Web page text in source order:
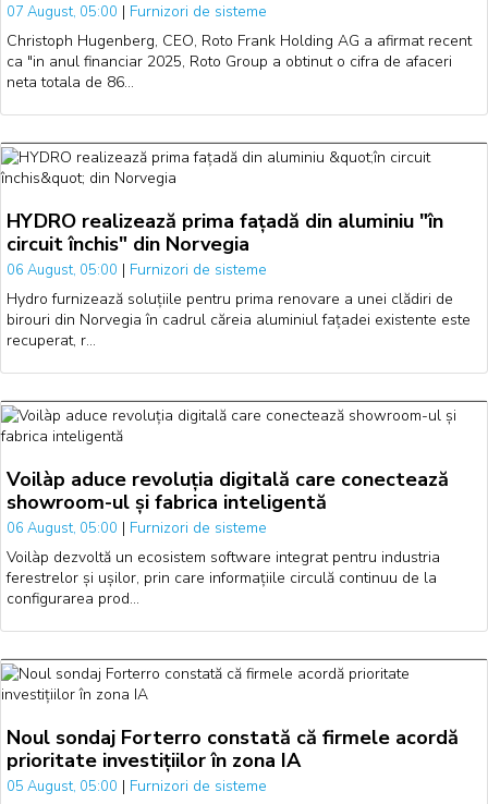
07 August, 05:00 | Furnizori de sisteme
Christoph Hugenberg, CEO, Roto Frank Holding AG a afirmat recent
ca "in anul financiar 2025, Roto Group a obtinut o cifra de afaceri
neta totala de 86…
HYDRO realizează prima fațadă din aluminiu "în
circuit închis" din Norvegia
06 August, 05:00 | Furnizori de sisteme
Hydro furnizează soluțiile pentru prima renovare a unei clădiri de
birouri din Norvegia în cadrul căreia aluminiul fațadei existente este
recuperat, r…
Voilàp aduce revoluția digitală care conectează
showroom-ul și fabrica inteligentă
06 August, 05:00 | Furnizori de sisteme
Voilàp dezvoltă un ecosistem software integrat pentru industria
ferestrelor și ușilor, prin care informațiile circulă continuu de la
configurarea prod…
Noul sondaj Forterro constată că firmele acordă
prioritate investițiilor în zona IA
05 August, 05:00 | Furnizori de sisteme